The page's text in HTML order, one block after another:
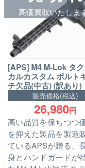
高価買取いたしま
[APS] M4 M-Lok タ
カルカスタム ボルト
チ欠品(中古) (訳あり)
販売価格(税込)
26,980円
高い品質を保ちつつ
を抑えた製品を製造
ているAPSが贈る、
身とハンドガードが